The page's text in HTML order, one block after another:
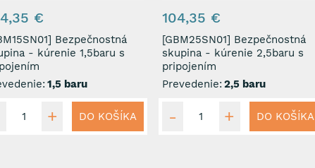
€
Bezpečnostná
- kúrenie 1,5baru s
1,5 baru
DO KOŠÍKA
104,35 €
[GBM25SN01] Bezpečnostná
skupina - kúrenie 2,5baru s
pripojením
Prevedenie: 2,5 baru
DO KOŠÍKA